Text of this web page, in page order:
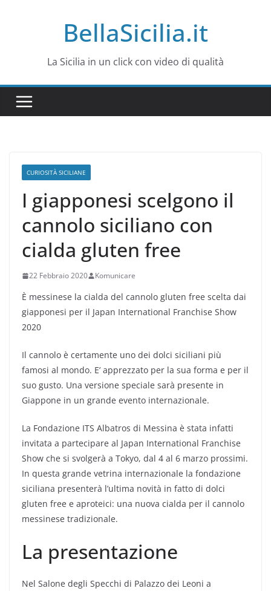
BellaSicilia.it
La Sicilia in un click con video di qualità
CURIOSITÀ SICILIANE
I giapponesi scelgono il
cannolo siciliano con
cialda gluten free
22 Febbraio 2020 Komunicare
È messinese la cialda del cannolo gluten free scelta dai
giapponesi per il Japan International Franchise Show
2020
Il cannolo è certamente uno dei dolci siciliani più
famosi al mondo. E’ apprezzato per la sua forma e per il
suo gusto. Una versione speciale sarà presente in
Giappone in un grande evento internazionale.
La Fondazione ITS Albatros di Messina è stata infatti
invitata a partecipare al Japan International Franchise
Show che si svolgerà a Tokyo, dal 4 al 6 marzo prossimi.
In questa grande vetrina internazionale la fondazione
siciliana presenterà l’ultima novità in fatto di dolci
gluten free e aproteici: una nuova cialda per il cannolo
messinese tradizionale.
La presentazione
Nel Salone degli Specchi di Palazzo dei Leoni a